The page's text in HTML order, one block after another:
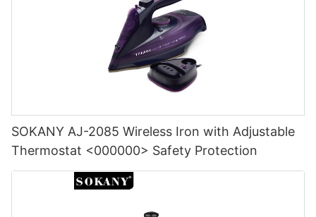
SOKANY AJ-2085 Wireless Iron with Adjustable
Thermostat <000000> Safety Protection